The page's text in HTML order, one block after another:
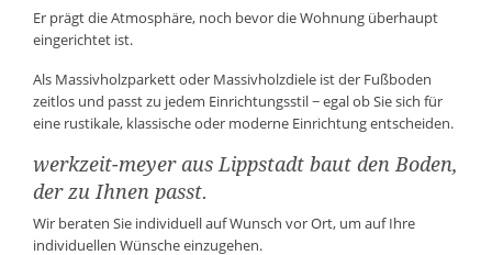
Er prägt die Atmosphäre, noch bevor die Wohnung überhaupt
eingerichtet ist.
Als Massivholzparkett oder Massivholzdiele ist der Fußboden
zeitlos und passt zu jedem Einrichtungsstil − egal ob Sie sich für
eine rustikale, klassische oder moderne Einrichtung entscheiden.
werkzeit-meyer aus Lippstadt baut den Boden,
der zu Ihnen passt.
Wir beraten Sie individuell auf Wunsch vor Ort, um auf Ihre
individuellen Wünsche einzugehen.